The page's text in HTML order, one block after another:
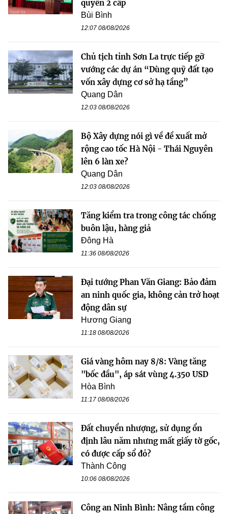
quyền 2 cấp
Bùi Bình
12:07 08/08/2026
Chủ tịch tỉnh Sơn La trực tiếp gỡ
vướng các dự án “Dùng quỹ đất tạo
vốn xây dựng cơ sở hạ tầng”
Quang Dân
12:03 08/08/2026
Bộ Xây dựng nói gì về đề xuất mở
rộng cao tốc Hà Nội - Thái Nguyên
lên 6 làn xe?
Quang Dân
12:03 08/08/2026
Tăng kiểm tra trong công tác chống
buôn lậu, hàng giả
Đông Hà
11:36 08/08/2026
Đại tướng Phan Văn Giang: Bảo đảm
an ninh quốc gia, không cản trở hoạt
động dân sự
Hương Giang
11:18 08/08/2026
Giá vàng hôm nay 8/8: Vàng tăng
"bốc đầu", áp sát vùng 4.350 USD
Hòa Bình
11:17 08/08/2026
Đất chuyển nhượng, sử dụng ổn
định lâu năm nhưng mất giấy tờ gốc,
có được cấp sổ đỏ?
Thành Công
10:06 08/08/2026
Công an Ninh Bình: Nâng tầm công